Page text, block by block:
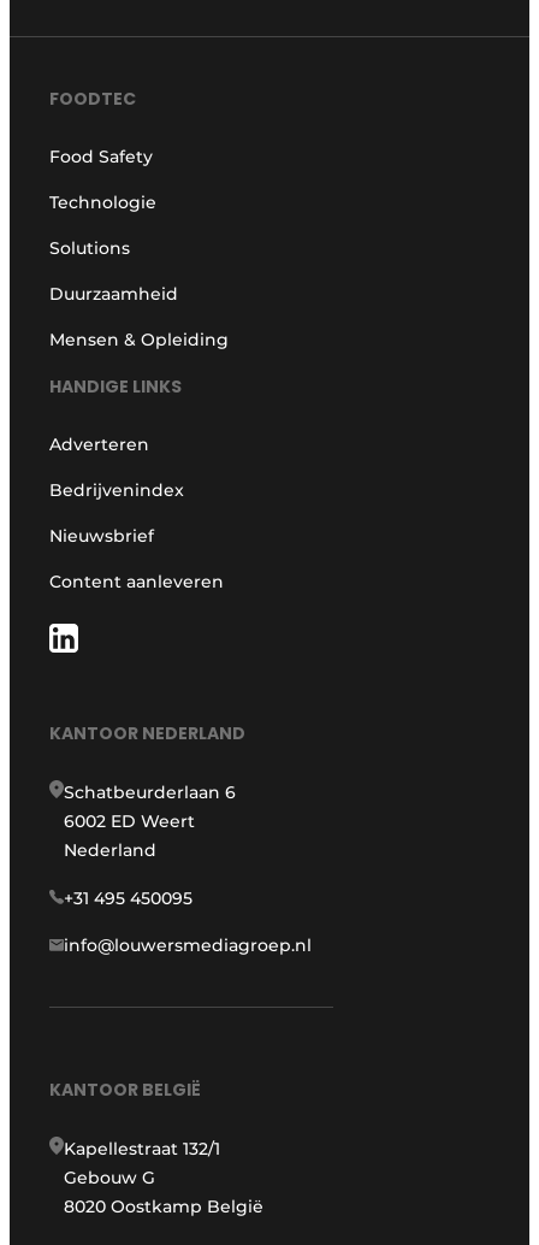
FOODTEC
Food Safety
Technologie
Solutions
Duurzaamheid
Mensen & Opleiding
HANDIGE LINKS
Adverteren
Bedrijvenindex
Nieuwsbrief
Content aanleveren
KANTOOR NEDERLAND
Schatbeurderlaan 6
6002 ED Weert
Nederland
+31 495 450095
info@louwersmediagroep.nl
KANTOOR BELGIË
Kapellestraat 132/1
Gebouw G
8020 Oostkamp België